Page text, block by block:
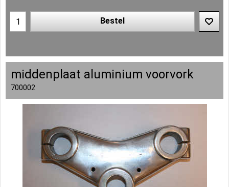
Bestel
middenplaat aluminium voorvork
700002